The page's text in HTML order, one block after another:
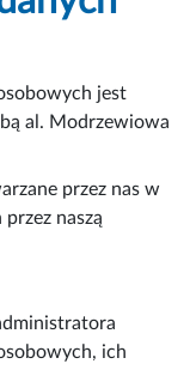
jest
al. Modrzewiowa
przez nas w
naszą
ich